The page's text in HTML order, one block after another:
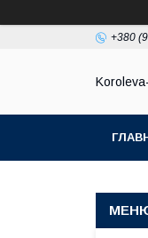
+380